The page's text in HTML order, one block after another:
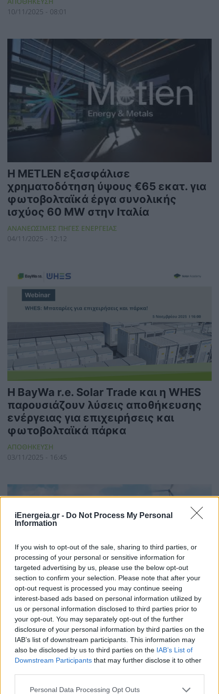
iEnergeia.gr - Do Not Process My Personal
Information
If you wish to opt-out of the sale, sharing to third parties, or
processing of your personal or sensitive information for
targeted advertising by us, please use the below opt-out
section to confirm your selection. Please note that after your
opt-out request is processed you may continue seeing
interest-based ads based on personal information utilized by
us or personal information disclosed to third parties prior to
your opt-out. You may separately opt-out of the further
disclosure of your personal information by third parties on the
IAB’s list of downstream participants. This information may
also be disclosed by us to third parties on the IAB’s List of
Downstream Participants that may further disclose it to other
Personal Data Processing Opt Outs
10/11/2025 - 08:01
Η METLEN εξασφάλισε
χρηματοδότηση ύψους €65 εκατ. για
φωτοβολταϊκά έργα συνολικής
ισχύος 60 MW στην Ιταλία
ΑΝΑΝΕΩΣΙΜΕΣ ΠΗΓΕΣ ΕΝΕΡΓΕΙΑΣ
04/11/2025 - 12:12
Η BayWa r.e. Solar Trade και η WHES
παρουσιάζουν λύσεις αποθήκευσης
ενέργειας για επιχειρήσεις και
φωτοβολταϊκά πάρκα
ΑΠΟΘΗΚΕΥΣΗ
03/11/2025 - 16:45
Δημόσια Διαβούλευση για την
τροποποίηση του Κανονισμού
Λειτουργίας της για την εισαγωγή της
αποθήκευσης
ΑΠΟΘΗΚΕΥΣΗ
30/10/2025 - 09:18